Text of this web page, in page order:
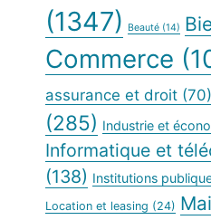
(1347)
Beauté (14)
Commerce
assurance et droit (70)
(285) Industrie et
Informatique et
(138) Institutions
Location et leasing (24)